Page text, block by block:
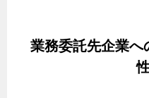
料金表
ガスコンロとIHクッキングヒー
業務委託先企業へ